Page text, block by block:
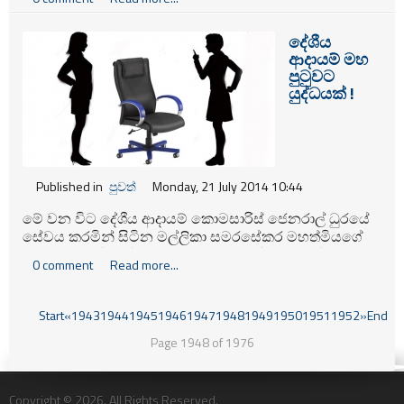
හෙළිව ඇත.
දේශීය
ආදායම් මහ
පුටුවට
යුද්ධයක් !
Published in පුවත් Monday, 21 July 2014 10:44
මේ වන විට දේශීය ආදායම් කොමසාරිස් ජෙනරාල් ධුරයේ
සේවය කරමින් සිටින මල්ලිකා සමරසේකර මහත්මියගේ
නියමිත අතර, ඊට අනුප්‍රප්තිකයකු පත් කිරීම සම්බන්ධයෙන්
0 comment Read more...
Start«1943194419451946194719481949195019511952»End
Page 1948 of 1976
Copyright © 2026. All Rights Reserved.